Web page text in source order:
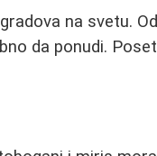
na svetu.
da ponudi.